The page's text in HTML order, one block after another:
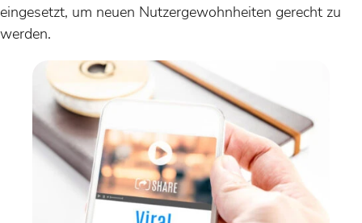
eingesetzt, um neuen Nutzergewohnheiten gerecht zu
werden.